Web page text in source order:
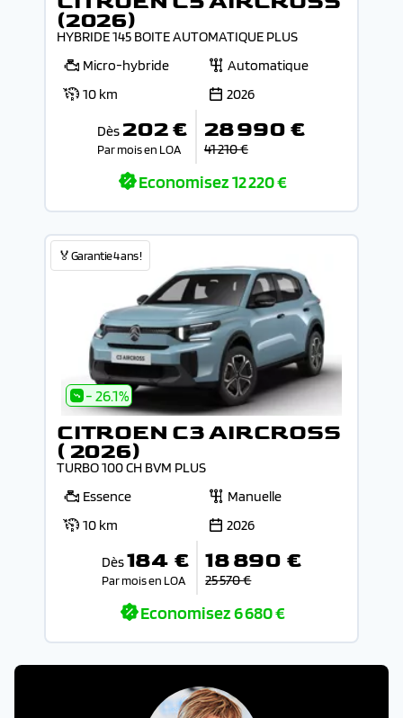
(2026)
HYBRIDE 145 BOITE AUTOMATIQUE PLUS
Micro-hybride
Automatique
10 km
2026
Dès 202 €
Par mois en LOA
28 990 €
41 210 €
Economisez12 220 €
🏅Garantie 4 ans !
- 26.1%
CITROEN C3 AIRCROSS
( 2026)
TURBO 100 CH BVM PLUS
Essence
Manuelle
10 km
2026
Dès184 €
Par mois en LOA
18 890 €
25 570 €
Economisez6 680 €